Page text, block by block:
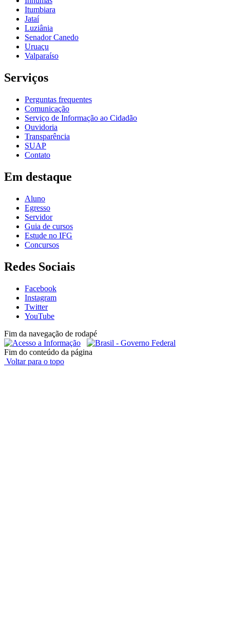
Itumbiara
Jataí
Luziânia
Senador Canedo
Uruaçu
Valparaíso
Serviços
Perguntas frequentes
Comunicação
Serviço de Informação ao Cidadão
Ouvidoria
Transparência
SUAP
Contato
Em destaque
Aluno
Egresso
Servidor
Guia de cursos
Estude no IFG
Concursos
Redes Sociais
Facebook
Instagram
Twitter
YouTube
Fim da navegação de rodapé
Fim do conteúdo da página
Voltar para o topo